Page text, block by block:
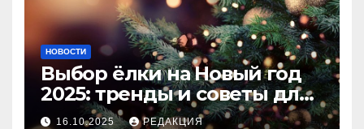
НОВОСТИ
Выбор ёлки на Новый год
2025: тренды и советы для
идеального праздника
16.10.2025 РЕДАКЦИЯ